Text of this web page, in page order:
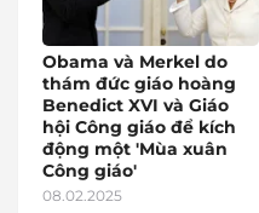
Obama và Merkel do
thám đức giáo hoàng
Benedict XVI và Giáo
hội Công giáo để kích
động một 'Mùa xuân
Công giáo'
08.02.2025